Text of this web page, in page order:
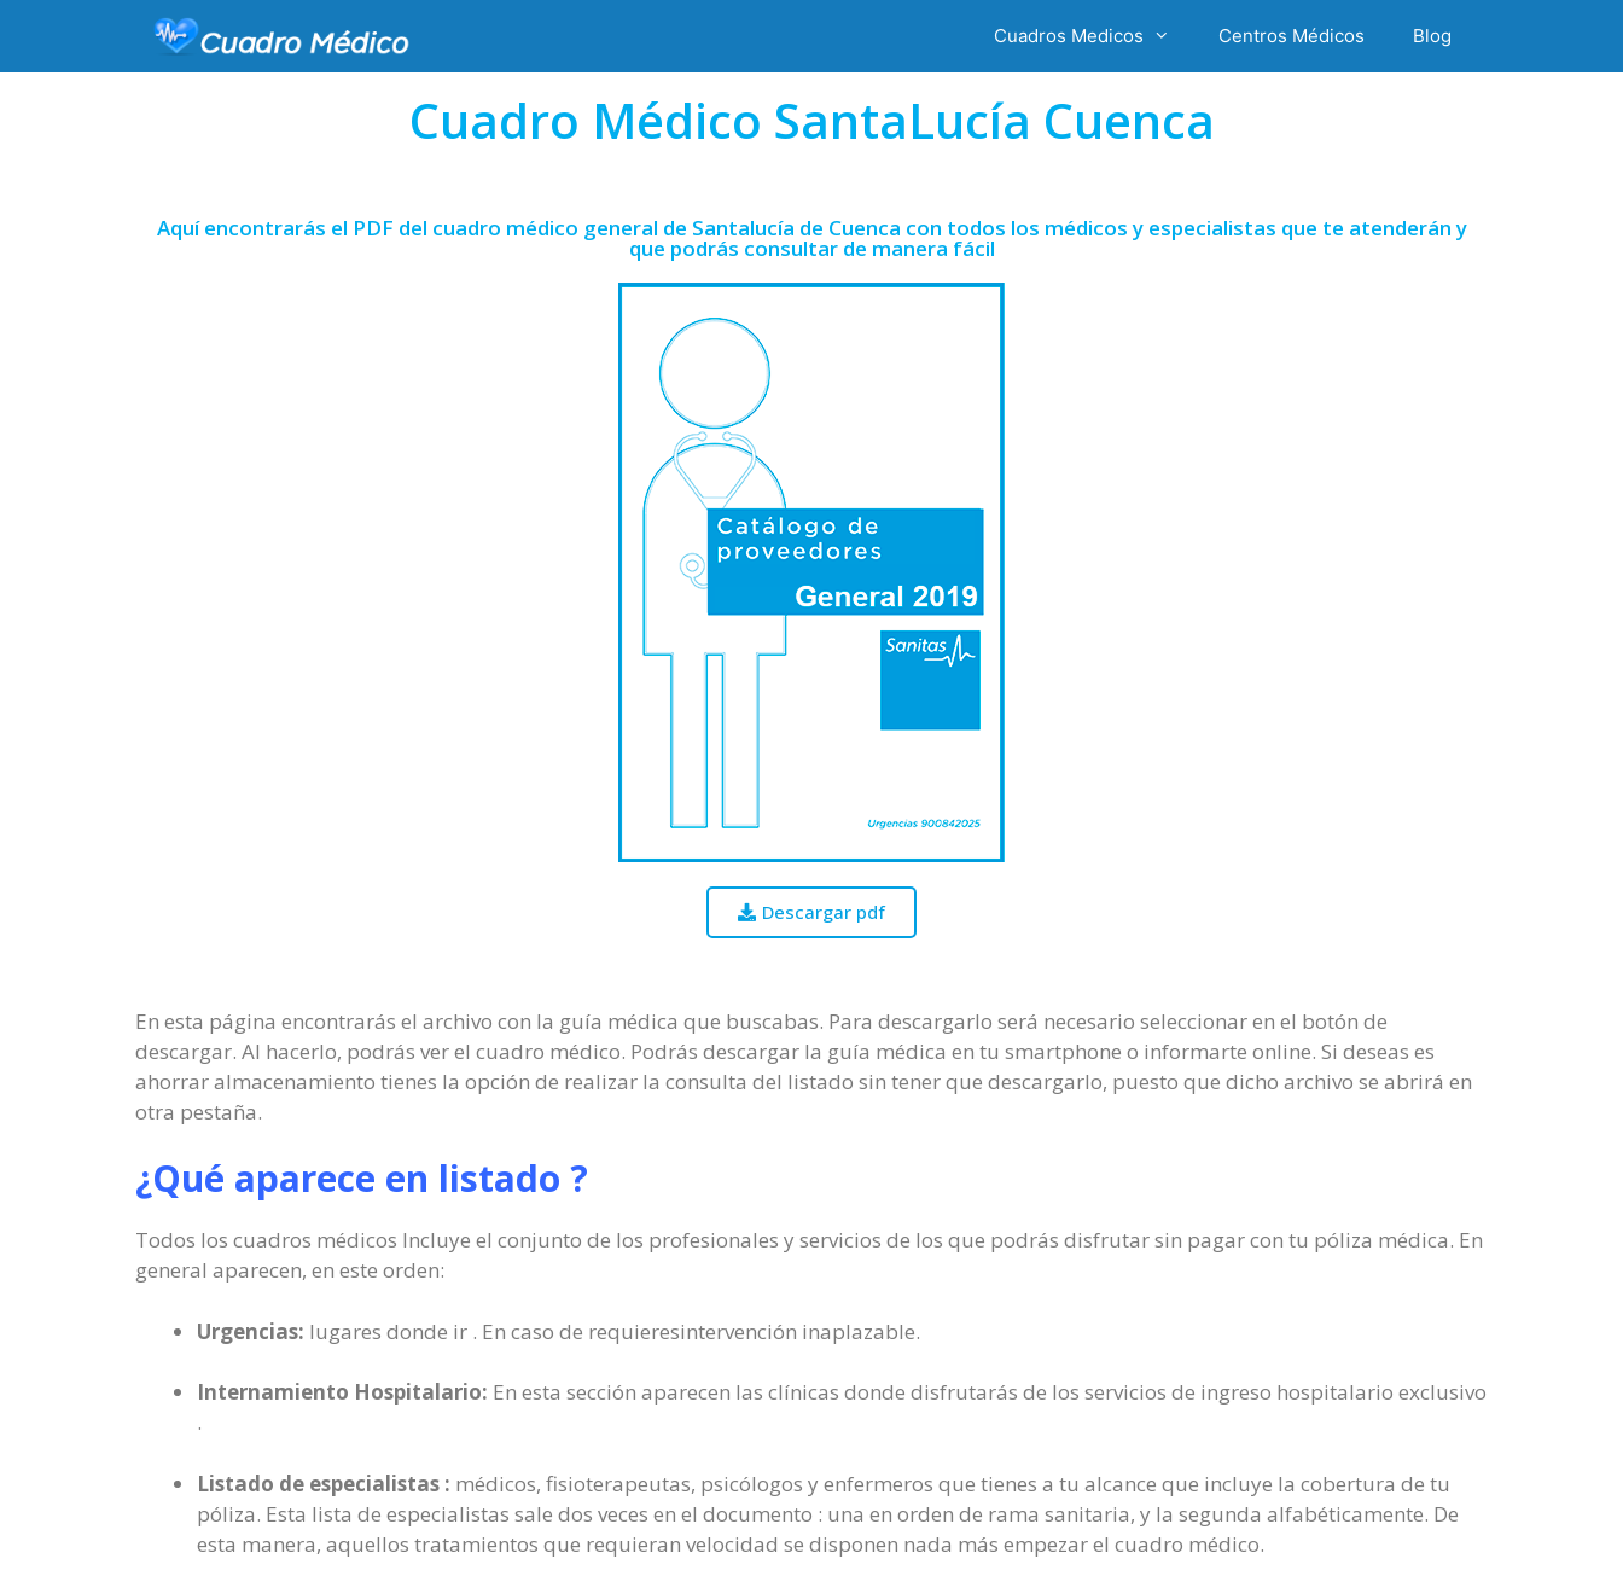
Cuadros Medicos Centros Médicos Blog
Cuadro Médico SantaLucía Cuenca
Aquí encontrarás el PDF del cuadro médico general de Santalucía de Cuenca con todos los médicos y especialistas que te atenderán y
que podrás consultar de manera fácil
Descargar pdf
En esta página encontrarás el archivo con la guía médica que buscabas. Para descargarlo será necesario seleccionar en el botón de
descargar. Al hacerlo, podrás ver el cuadro médico. Podrás descargar la guía médica en tu smartphone o informarte online. Si deseas es
ahorrar almacenamiento tienes la opción de realizar la consulta del listado sin tener que descargarlo, puesto que dicho archivo se abrirá en
otra pestaña.
¿Qué aparece en listado ?
Todos los cuadros médicos Incluye el conjunto de los profesionales y servicios de los que podrás disfrutar sin pagar con tu póliza médica. En
general aparecen, en este orden:
Urgencias: lugares donde ir . En caso de requieresintervención inaplazable.
Internamiento Hospitalario: En esta sección aparecen las clínicas donde disfrutarás de los servicios de ingreso hospitalario exclusivo
.
Listado de especialistas : médicos, fisioterapeutas, psicólogos y enfermeros que tienes a tu alcance que incluye la cobertura de tu
póliza. Esta lista de especialistas sale dos veces en el documento : una en orden de rama sanitaria, y la segunda alfabéticamente. De
esta manera, aquellos tratamientos que requieran velocidad se disponen nada más empezar el cuadro médico.